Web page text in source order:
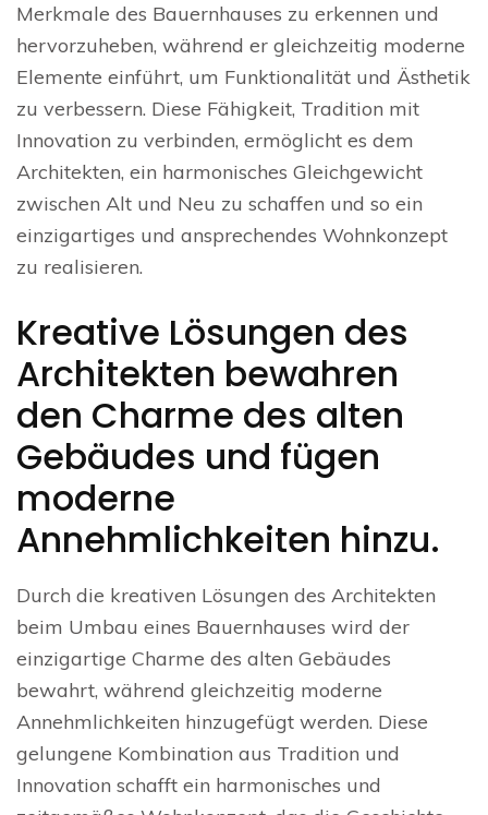
Merkmale des Bauernhauses zu erkennen und
hervorzuheben, während er gleichzeitig moderne
Elemente einführt, um Funktionalität und Ästhetik
zu verbessern. Diese Fähigkeit, Tradition mit
Innovation zu verbinden, ermöglicht es dem
Architekten, ein harmonisches Gleichgewicht
zwischen Alt und Neu zu schaffen und so ein
einzigartiges und ansprechendes Wohnkonzept
zu realisieren.
Kreative Lösungen des
Architekten bewahren
den Charme des alten
Gebäudes und fügen
moderne
Annehmlichkeiten hinzu.
Durch die kreativen Lösungen des Architekten
beim Umbau eines Bauernhauses wird der
einzigartige Charme des alten Gebäudes
bewahrt, während gleichzeitig moderne
Annehmlichkeiten hinzugefügt werden. Diese
gelungene Kombination aus Tradition und
Innovation schafft ein harmonisches und